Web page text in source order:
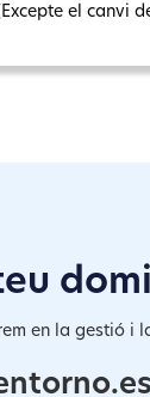
el canvi
en la gestió i